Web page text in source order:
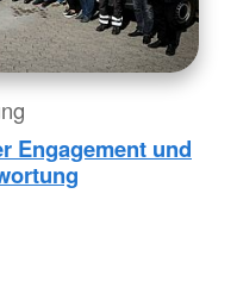
Engagement und